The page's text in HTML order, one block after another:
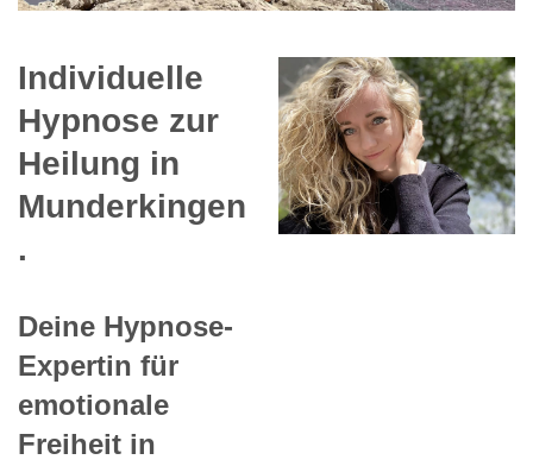
Individuelle
Hypnose zur
Heilung in
Munderkingen
.
Deine Hypnose-
Expertin für
emotionale
Freiheit in